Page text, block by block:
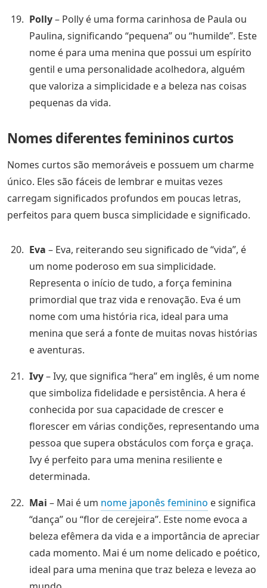
Polly– Polly é uma forma carinhosa de Paula ou
Paulina, significando “pequena” ou “humilde”. Este
nome é para uma menina que possui um espírito
gentil e uma personalidade acolhedora, alguém
que valoriza a simplicidade e a beleza nas coisas
pequenas da vida.
Nomes diferentes femininos curtos
Nomes curtos são memoráveis e possuem um charme
único. Eles são fáceis de lembrar e muitas vezes
carregam significados profundos em poucas letras,
perfeitos para quem busca simplicidade e significado.
Eva – Eva, reiterando seu significado de “vida”, é
um nome poderoso em sua simplicidade.
Representa o início de tudo, a força feminina
primordial que traz vida e renovação. Eva é um
nome com uma história rica, ideal para uma
menina que será a fonte de muitas novas histórias
e aventuras.
Ivy– Ivy, que significa “hera” em inglês, é um nome
que simboliza fidelidade e persistência. A hera é
conhecida por sua capacidade de crescer e
florescer em várias condições, representando uma
pessoa que supera obstáculos com força e graça.
Ivy é perfeito para uma menina resiliente e
determinada.
Mai – Mai é um nome japonês feminino e significa
“dança” ou “flor de cerejeira”. Este nome evoca a
beleza efêmera da vida e a importância de apreciar
cada momento. Mai é um nome delicado e poético,
ideal para uma menina que traz beleza e leveza ao